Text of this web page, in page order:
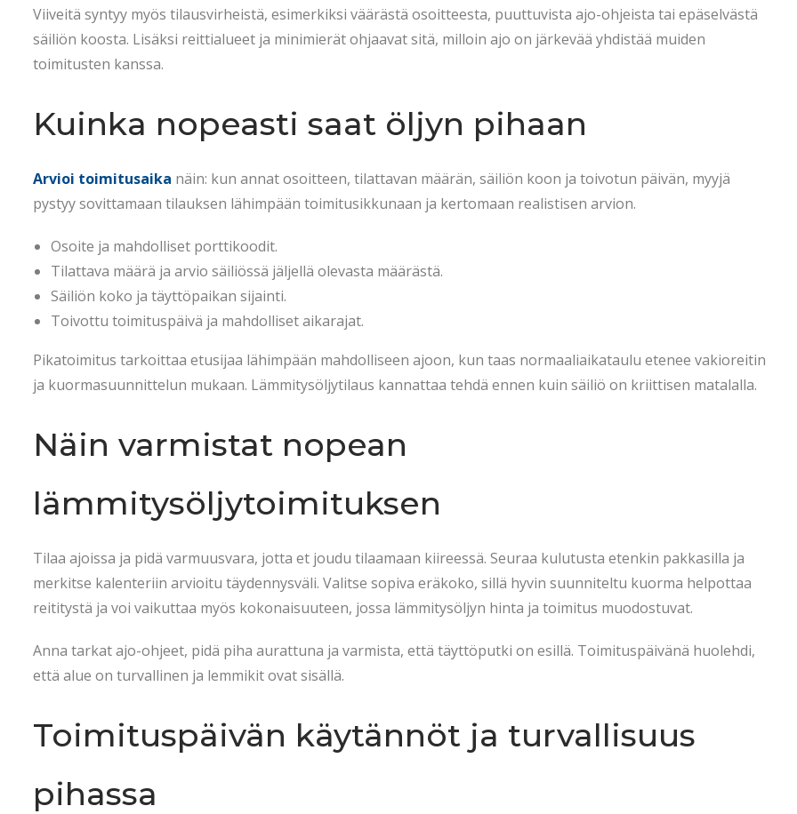
Viiveitä syntyy myös tilausvirheistä, esimerkiksi väärästä osoitteesta, puuttuvista ajo-ohjeista tai epäselvästä
säiliön koosta. Lisäksi reittialueet ja minimierät ohjaavat sitä, milloin ajo on järkevää yhdistää muiden
toimitusten kanssa.
Kuinka nopeasti saat öljyn pihaan
Arvioi toimitusaika näin: kun annat osoitteen, tilattavan määrän, säiliön koon ja toivotun päivän, myyjä
pystyy sovittamaan tilauksen lähimpään toimitusikkunaan ja kertomaan realistisen arvion.
Osoite ja mahdolliset porttikoodit.
Tilattava määrä ja arvio säiliössä jäljellä olevasta määrästä.
Säiliön koko ja täyttöpaikan sijainti.
Toivottu toimituspäivä ja mahdolliset aikarajat.
Pikatoimitus tarkoittaa etusijaa lähimpään mahdolliseen ajoon, kun taas normaaliaikataulu etenee vakioreitin
ja kuormasuunnittelun mukaan. Lämmitysöljytilaus kannattaa tehdä ennen kuin säiliö on kriittisen matalalla.
Näin varmistat nopean
lämmitysöljytoimituksen
Tilaa ajoissa ja pidä varmuusvara, jotta et joudu tilaamaan kiireessä. Seuraa kulutusta etenkin pakkasilla ja
merkitse kalenteriin arvioitu täydennysväli. Valitse sopiva eräkoko, sillä hyvin suunniteltu kuorma helpottaa
reititystä ja voi vaikuttaa myös kokonaisuuteen, jossa lämmitysöljyn hinta ja toimitus muodostuvat.
Anna tarkat ajo-ohjeet, pidä piha aurattuna ja varmista, että täyttöputki on esillä. Toimituspäivänä huolehdi,
että alue on turvallinen ja lemmikit ovat sisällä.
Toimituspäivän käytännöt ja turvallisuus
pihassa